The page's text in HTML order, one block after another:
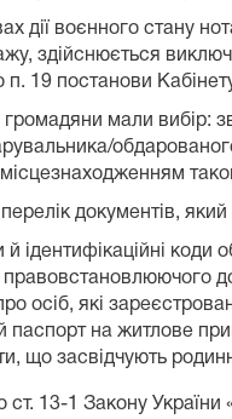
дії воєнного стану
здійснюється
п. 19 постанови
громадяни мали вибір:
документів,
й ідентифікаційні коди
правовстановлюючого
осіб, які
паспорт на житлове
що засвідчують
ст. 13-1 Закону України